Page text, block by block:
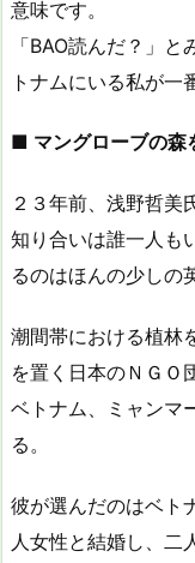
意味です。
「BAO読んだ？」
トナムにいる私が一
■ マングローブの森
２３年前、浅野哲美
知り合いは誰一人も
るのはほんの少しの
潮間帯における植林
を置く日本のＮＧＯ
ベトナム、ミャンマ
る。
彼が選んだのはベト
人女性と結婚し、二